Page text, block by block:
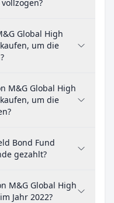
Global High
um die
M&G Global High
um die
Bond Fund
gezahlt?
M&G Global High
Jahr 2022?